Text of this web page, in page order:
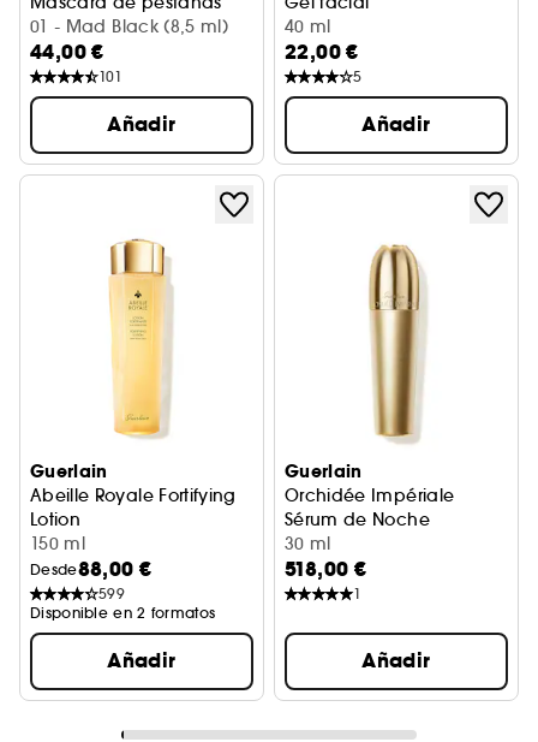
01 - Mad Black (8,5 ml)
44,00 €
101
Añadir
40 ml
22,00 €
5
Añadir
Guerlain
Abeille Royale Fortifying
Lotion
Loción Fortificante con Jalea Real
150 ml
Desde88,00 €
599
Disponible en 2 formatos
Añadir
Guerlain
Orchidée Impériale
Sérum de Noche
30 ml
518,00 €
1
Añadir